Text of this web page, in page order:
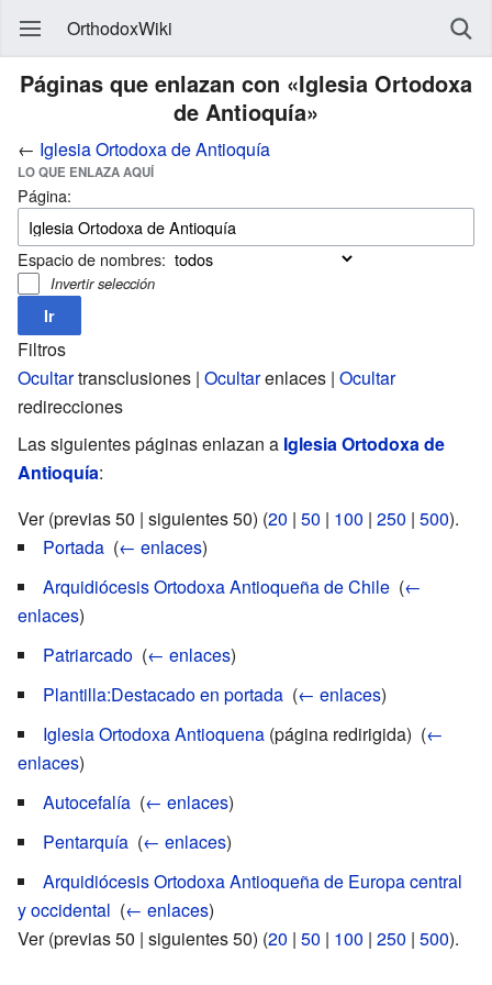
OrthodoxWiki
Páginas que enlazan con «Iglesia Ortodoxa
de Antioquía»
← Iglesia Ortodoxa de Antioquía
LO QUE ENLAZA AQUÍ
Página:
Espacio de nombres:
Invertir selección
Filtros
Ocultartransclusiones | Ocultarenlaces | Ocultar
redirecciones
Las siguientes páginas enlazan a Iglesia Ortodoxa de
Antioquía:
Ver (previas 50 | siguientes 50) (20 | 50 | 100 | 250 | 500).
Portada (← enlaces)
Arquidiócesis Ortodoxa Antioqueña de Chile (←
enlaces)
Patriarcado (← enlaces)
Plantilla:Destacado en portada (← enlaces)
Iglesia Ortodoxa Antioquena (página redirigida) ‎ (←
enlaces)
Autocefalía (← enlaces)
Pentarquía (← enlaces)
Arquidiócesis Ortodoxa Antioqueña de Europa central
y occidental (← enlaces)
Ver (previas 50 | siguientes 50) (20 | 50 | 100 | 250 | 500).